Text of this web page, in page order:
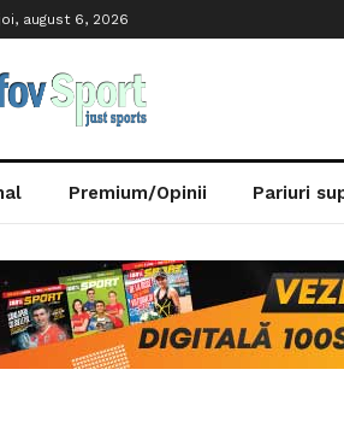
joi, august 6, 2026
Premium/Opinii Pariuri